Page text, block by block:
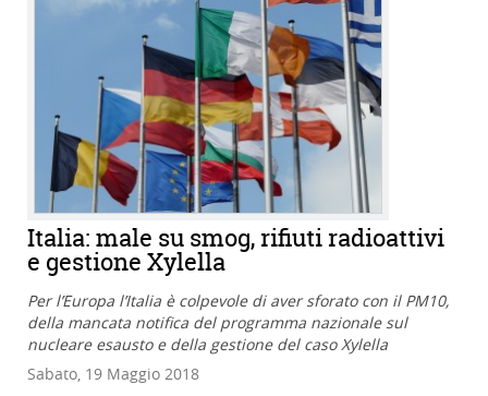
Italia: male su smog, rifiuti radioattivi
e gestione Xylella
Per l’Europa l’Italia è colpevole di aver sforato con il PM10,
della mancata notifica del programma nazionale sul
nucleare esausto e della gestione del caso Xylella
Sabato, 19 Maggio 2018